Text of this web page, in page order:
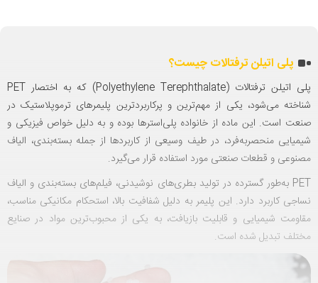
پلی اتیلن ترفتالات چیست؟
پلی اتیلن ترفتالات (Polyethylene Terephthalate) که به اختصار PET
می‌شود، یکی از مهم‌ترین و پرکاربردترین پلیمرهای ترموپلاستیک در
است. این ماده از خانواده پلی‌استرها بوده و به دلیل خواص فیزیکی و
منحصربه‌فرد، در طیف وسیعی از کاربردها از جمله بسته‌بندی، الیاف
و قطعات صنعتی مورد استفاده قرار می‌گیرد.
PET به‌طور گسترده در تولید بطری‌های نوشیدنی، فیلم‌های بسته‌بندی و الیاف
کاربرد دارد. این پلیمر به دلیل شفافیت بالا، استحکام مکانیکی مناسب،
شیمیایی و قابلیت بازیافت، به یکی از محبوب‌ترین مواد در صنایع
تبدیل شده است.